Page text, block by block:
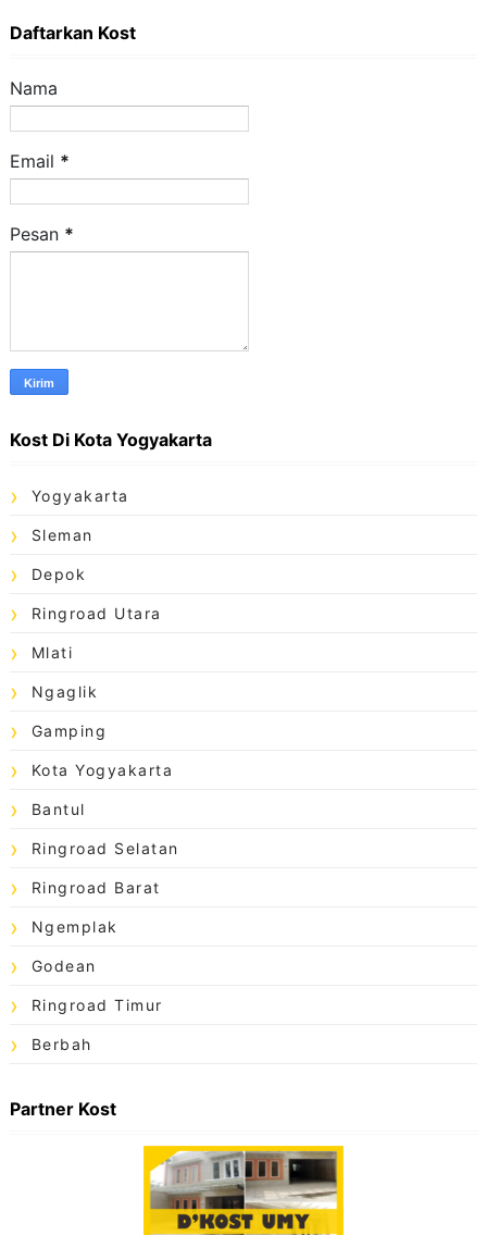
Daftarkan Kost
Nama
Email *
Pesan *
Kost Di Kota Yogyakarta
Yogyakarta
Sleman
Depok
Ringroad Utara
Mlati
Ngaglik
Gamping
Kota Yogyakarta
Bantul
Ringroad Selatan
Ringroad Barat
Ngemplak
Godean
Ringroad Timur
Berbah
Partner Kost